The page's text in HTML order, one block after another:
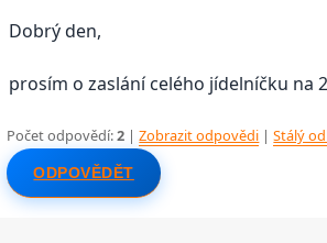
Dobrý den,
prosím o zaslání celého jídelníčku na
Počet odpovědí:2 |Zobrazit odpovědi |Stálý
ODPOVĚDĚT